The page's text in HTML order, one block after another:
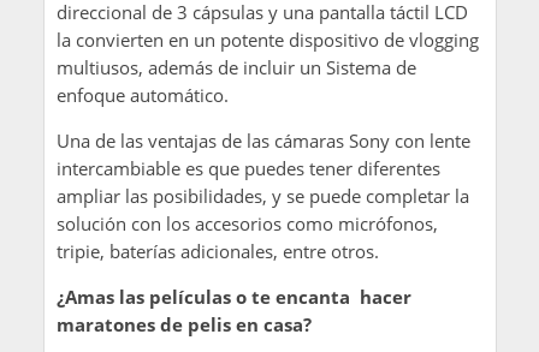
direccional de 3 cápsulas y una pantalla táctil LCD
la convierten en un potente dispositivo de vlogging
multiusos, además de incluir un Sistema de
enfoque automático.
Una de las ventajas de las cámaras Sony con lente
intercambiable es que puedes tener diferentes
ampliar las posibilidades, y se puede completar la
solución con los accesorios como micrófonos,
tripie, baterías adicionales, entre otros.
¿Amas las películas o te encanta hacer
maratones de pelis en casa?